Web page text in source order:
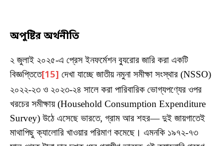
অপুষ্টির অর্থনীতি
২ জুলাই ২০২৫-এ প্রেস ইনফর্মেশন ব্যুরোর জারি করা একটি
বিজ্ঞপ্তিতে[15] দেখা যাচ্ছে জাতীয় নমুনা সমীক্ষা সংস্থার (NSSO)
২০২২-২৩ ও ২০২৩-২৪ সালে করা পারিবারিক ভোগ্যপণ্যের ওপর
খরচের সমীক্ষায় (Household Consumption Expenditure
Survey) উঠে এসেছে ভারতে, গ্রাম আর শহর— দুই জায়গাতেই
মাথাপিছু ক্যালোরি খাওয়ার পরিমাণ কমেছে। এমনকি ১৯৭২-৭৩